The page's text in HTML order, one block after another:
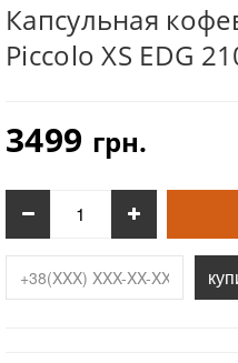
Капсульная
Piccolo XS EDG
3499 грн.